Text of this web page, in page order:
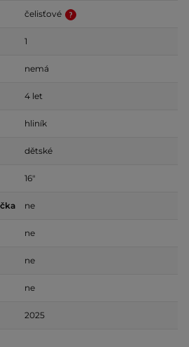
čelisťové
1
nemá
4 let
hliník
dětské
16"
ne
ne
ne
ne
2025